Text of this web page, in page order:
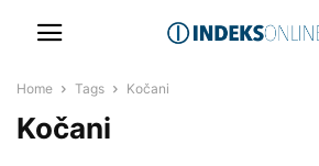
Home Tags Kočani
Kočani